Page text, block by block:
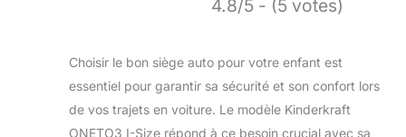
4.8/5 - (5 votes)
Choisir le bon siège auto pour votre enfant est
essentiel pour garantir sa sécurité et son confort lors
de vos trajets en voiture. Le modèle Kinderkraft
ONETO3 I-Size répond à ce besoin crucial avec sa